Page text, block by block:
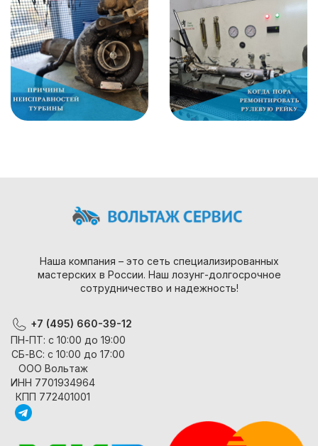
Наша компания – это сеть специализированных
мастерских в России. Наш лозунг-долгосрочное
сотрудничество и надежность!
+7 (495) 660-39-12
ПН-ПТ: с 10:00 до 19:00
СБ-ВС: с 10:00 до 17:00
ООО Вольтаж
ИНН 7701934964
КПП 772401001